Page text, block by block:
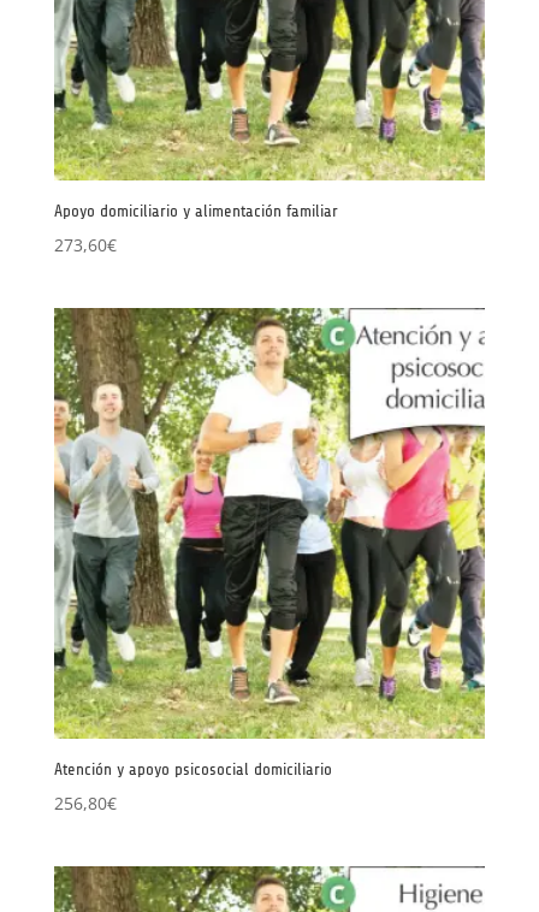
Apoyo domiciliario y alimentación familiar
273,60€
Atención y apoyo psicosocial domiciliario
256,80€